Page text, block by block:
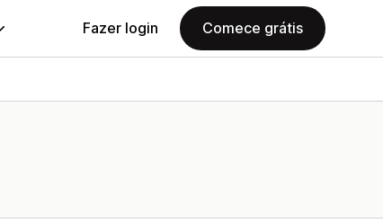
Fazer login Comece grátis